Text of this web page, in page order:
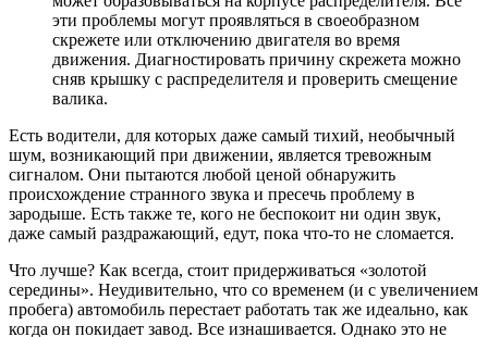
эти проблемы могут проявляться в своеобразном
скрежете или отключению двигателя во время
движения. Диагностировать причину скрежета можно
сняв крышку с распределителя и проверить смещение
валика.
Есть водители, для которых даже самый тихий, необычный
шум, возникающий при движении, является тревожным
сигналом. Они пытаются любой ценой обнаружить
происхождение странного звука и пресечь проблему в
зародыше. Есть также те, кого не беспокоит ни один звук,
даже самый раздражающий, едут, пока что-то не сломается.
Что лучше? Как всегда, стоит придерживаться «золотой
середины». Неудивительно, что со временем (и с увеличением
пробега) автомобиль перестает работать так же идеально, как
когда он покидает завод. Все изнашивается. Однако это не